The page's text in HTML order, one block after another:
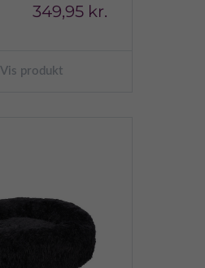
349,95 kr.
Vis produkt